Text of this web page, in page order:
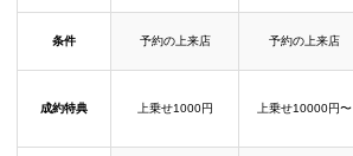
条件 予約の上来店 予約の上来店
成約特典 上乗せ1000円 上乗せ10000円〜